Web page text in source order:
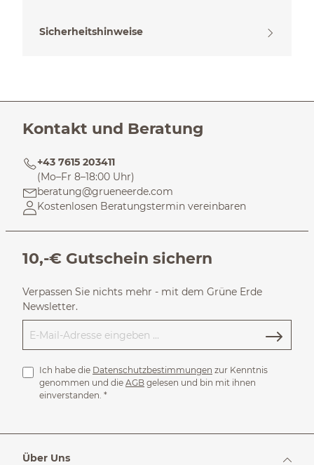
Sicherheitshinweise
Kontakt und Beratung
+43 7615 203411
(Mo–Fr 8–18:00 Uhr)
beratung@grueneerde.com
Kostenlosen Beratungstermin vereinbaren
10,-€ Gutschein sichern
Verpassen Sie nichts mehr - mit dem Grüne Erde
Newsletter.
Ich habe die Datenschutzbestimmungen zur Kenntnis
genommen und die AGB gelesen und bin mit ihnen
einverstanden. *
Über Uns